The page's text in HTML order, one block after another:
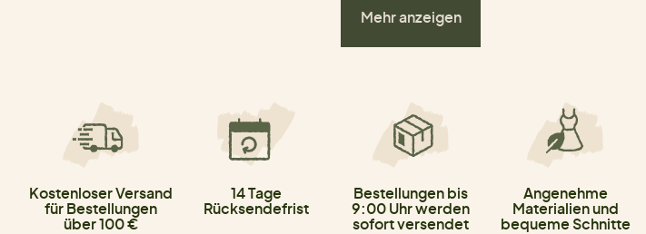
Mehr anzeigen
Kostenloser Versand
für Bestellungen
über 100 €
14 Tage
Rücksendefrist
Bestellungen bis
9:00 Uhr werden
sofort versendet
Angenehme
Materialien und
bequeme Schnitte